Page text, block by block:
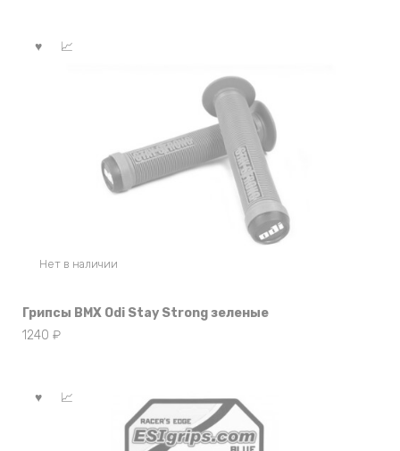
Нет в наличии
Грипсы BMX Odi Stay Strong зеленые
1240 ₽